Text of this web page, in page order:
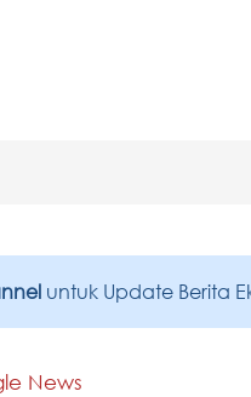
untuk Update Berita
News